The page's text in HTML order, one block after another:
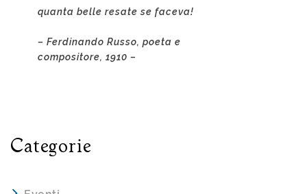
quanta belle resate se faceva!
– Ferdinando Russo, poeta e
compositore, 1910 –
Categorie